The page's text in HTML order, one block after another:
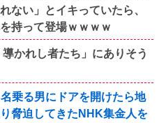
ない」とイキっていたら、
持って登場ｗｗｗｗ
かれし者たち」にありそう
乗る男にドアを開けたら地
脅迫してきたNHK集金人を